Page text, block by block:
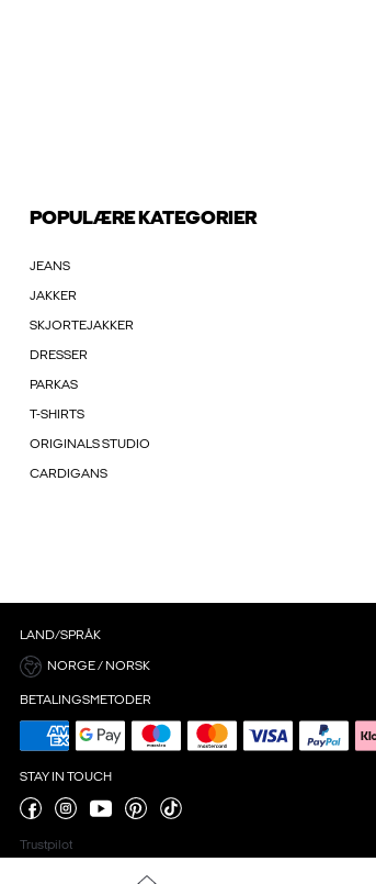
POPULÆRE KATEGORIER
JEANS
JAKKER
SKJORTEJAKKER
DRESSER
PARKAS
T-SHIRTS
ORIGINALS STUDIO
CARDIGANS
LAND/SPRÅK
NORGE / NORSK
BETALINGSMETODER
STAY IN TOUCH
Trustpilot